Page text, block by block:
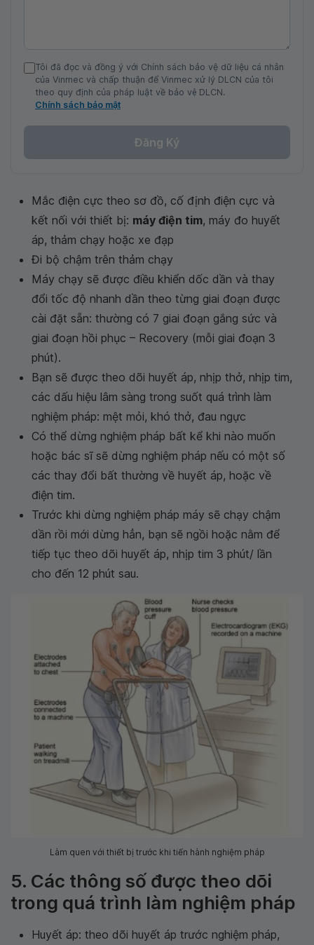
Tôi đã đọc và đồng ý với Chính sách bảo vệ dữ liệu cá nhân
của Vinmec và chấp thuận để Vinmec xử lý DLCN của tôi
theo quy định của pháp luật về bảo vệ DLCN.
Chính sách bảo mật
Đăng Ký
Mắc điện cực theo sơ đồ, cố định điện cực và
kết nối với thiết bị: máy điện tim, máy đo huyết
áp, thảm chạy hoặc xe đạp
Đi bộ chậm trên thảm chạy
Máy chạy sẽ được điều khiển dốc dần và thay
đổi tốc độ nhanh dần theo từng giai đoạn được
cài đặt sẵn: thường có 7 giai đoạn gắng sức và
giai đoạn hồi phục – Recovery (mỗi giai đoạn 3
phút).
Bạn sẽ được theo dõi huyết áp, nhịp thở, nhịp tim,
các dấu hiệu lâm sàng trong suốt quá trình làm
nghiệm pháp: mệt mỏi, khó thở, đau ngực
Có thể dừng nghiệm pháp bất kể khi nào muốn
hoặc bác sĩ sẽ dừng nghiệm pháp nếu có một số
các thay đổi bất thường về huyết áp, hoặc về
điện tim.
Trước khi dừng nghiệm pháp máy sẽ chạy chậm
dần rồi mới dừng hẳn, bạn sẽ ngồi hoặc nằm để
tiếp tục theo dõi huyết áp, nhịp tim 3 phút/ lần
cho đến 12 phút sau.
Làm quen với thiết bị trước khi tiến hành nghiệm pháp
5. Các thông số được theo dõi
trong quá trình làm nghiệm pháp
Huyết áp: theo dõi huyết áp trước nghiệm pháp,